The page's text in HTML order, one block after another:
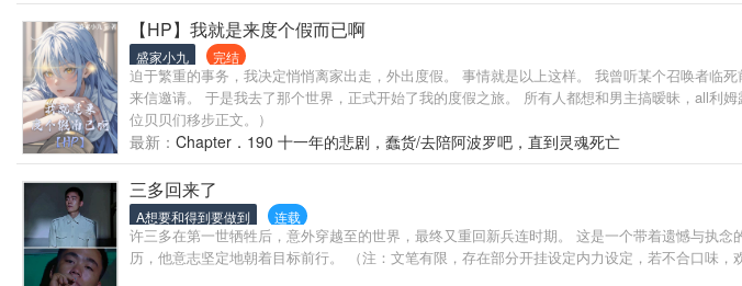
【HP】我就是来度个假而已啊
盛家小九 完结
迫于繁重的事务，我决定悄悄离家出走，外出度假。 事情就是以上这样。 我曾听某个召唤者临
来信邀请。 于是我去了那个世界，正式开始了我的度假之旅。 所有人都想和男主搞暧昧，all利
位贝贝们移步正文。）
最新： Chapter．190 十一年的悲剧，蠢货/去陪阿波罗吧，直到灵魂死亡
三多回来了
A想要和得到要做到 连载
许三多在第一世牺牲后，意外穿越至的世界，最终又重回新兵连时期。 这是一个带着遗憾与执
历，他意志坚定地朝着目标前行。 （注：文笔有限，存在部分开挂设定内力设定，若不合口味，